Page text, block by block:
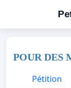
POUR DES
Pétition